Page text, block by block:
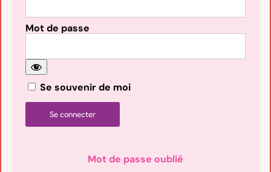
Mot de passe
Se souvenir de moi
Mot de passe oublié